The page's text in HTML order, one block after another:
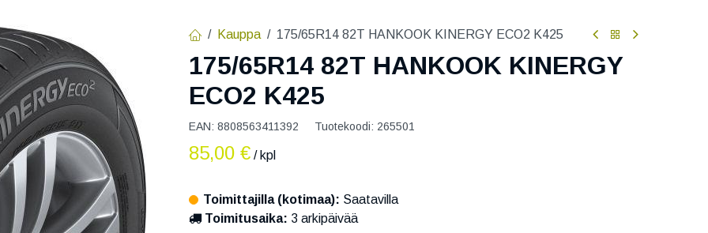
Kauppa 175/65R14 82T HANKOOK KINERGY ECO2 K425
175/65R14 82T HANKOOK KINERGY
ECO2 K425
EAN: 8808563411392 Tuotekoodi: 265501
85,00 € / kpl
Toimittajilla (kotimaa): Saatavilla
Toimitusaika: 3 arkipäivää